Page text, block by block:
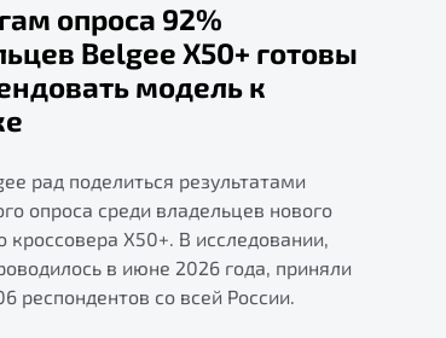
опроса 92%
Belgee X50+ готовы
модель к
рад поделиться результатами
опроса среди владельцев нового
кроссовера X50+. В исследовании,
в июне 2026 года, приняли
респондентов со всей России.